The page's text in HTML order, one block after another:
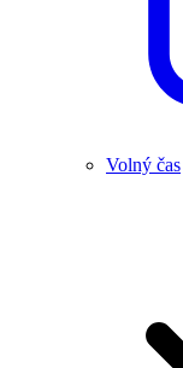
Volný čas